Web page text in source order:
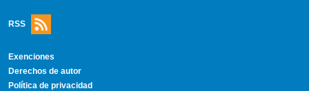
RSS
Exenciones
Derechos de autor
Política de privacidad